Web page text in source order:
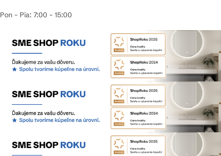
Pon – Pia: 7:00 – 15:00